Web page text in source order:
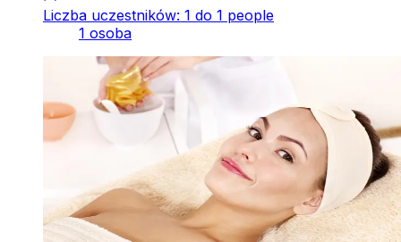
Liczba uczestników: 1 do 1 people
1 osoba